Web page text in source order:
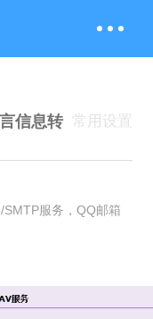
常用设置
信息转
服务，QQ邮箱